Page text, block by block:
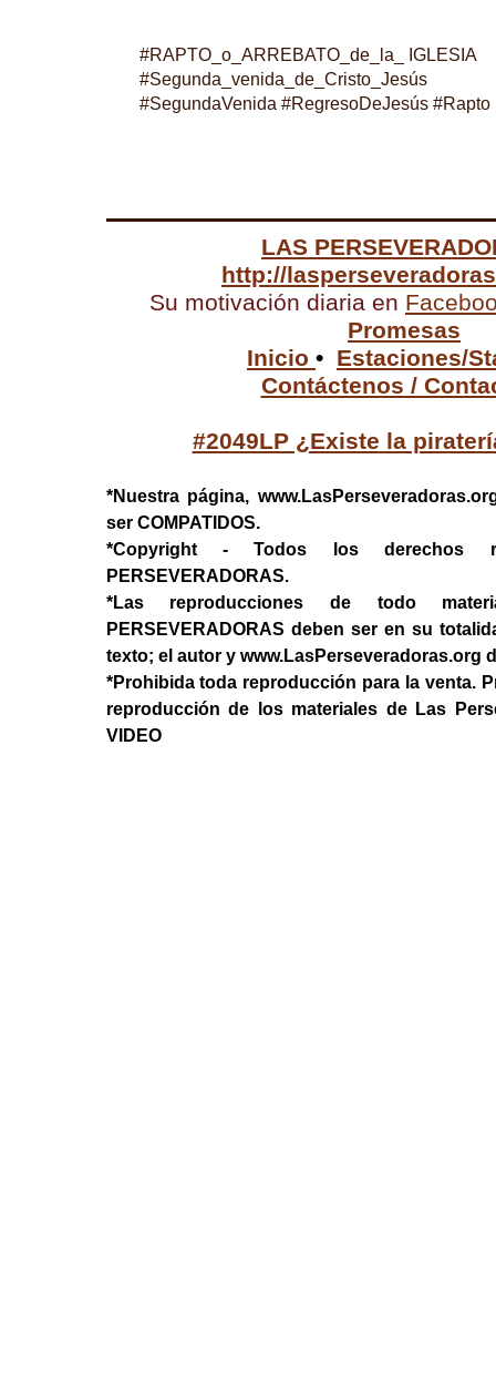
#RAPTO_o_ARREBATO_de_la_ IGLESIA
#Segunda_venida_de_Cristo_Jesús
#SegundaVenida #RegresoDeJesús #Rapto
LAS
http://
Su motivación diaria en
Promesas
Inicio • Estaciones/
Contáctenos /
#2049LP ¿Existe la
*Nuestra página,
ser COMPATIDOS.
*Copyright - Todos los derechos
PERSEVERADORAS.
*Las reproducciones de todo
PERSEVERADORAS deben ser en su
texto; el autor y www.LasPerseveradoras.org
*Prohibida toda reproducción para la venta.
reproducción de los materiales de Las
VIDEO